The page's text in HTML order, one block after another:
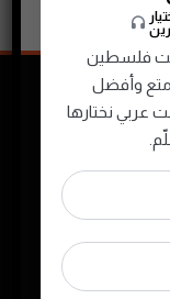
به في أي
فلسطين
وأفضل
بودكاست عربي نختارها